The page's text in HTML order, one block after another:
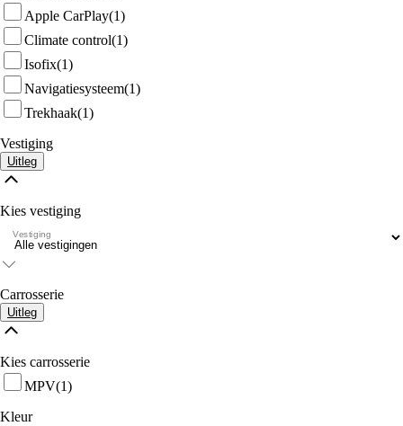
Apple CarPlay(1)
Climate control(1)
Isofix(1)
Navigatiesysteem(1)
Trekhaak(1)
Vestiging
Uitleg
Kies vestiging
Vestiging
Carrosserie
Uitleg
Kies carrosserie
MPV(1)
Kleur